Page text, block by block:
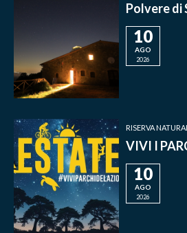
Polvere di
10
AGO
2026
RISERVA
VIVI I
10
AGO
2026